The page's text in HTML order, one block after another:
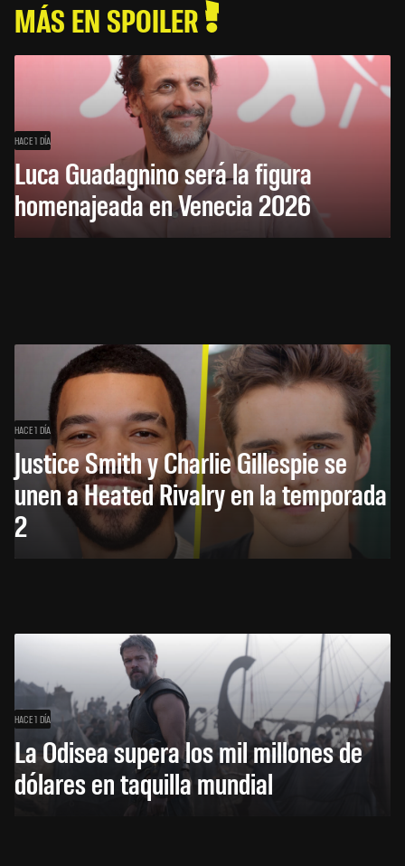
MÁS EN SPOILER
HACE 1 DÍA
Luca Guadagnino será la figura
homenajeada en Venecia 2026
HACE 1 DÍA
Justice Smith y Charlie Gillespie se
unen a Heated Rivalry en la temporada
2
HACE 1 DÍA
La Odisea supera los mil millones de
dólares en taquilla mundial